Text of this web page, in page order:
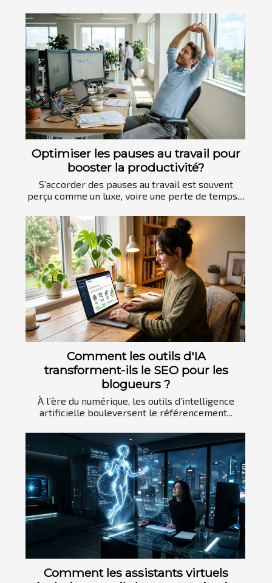
Optimiser les pauses au travail pour
booster la productivité?
S’accorder des pauses au travail est souvent
perçu comme un luxe, voire une perte de temps....
Comment les outils d'IA
transforment-ils le SEO pour les
blogueurs ?
À l’ère du numérique, les outils d’intelligence
artificielle bouleversent le référencement...
Comment les assistants virtuels